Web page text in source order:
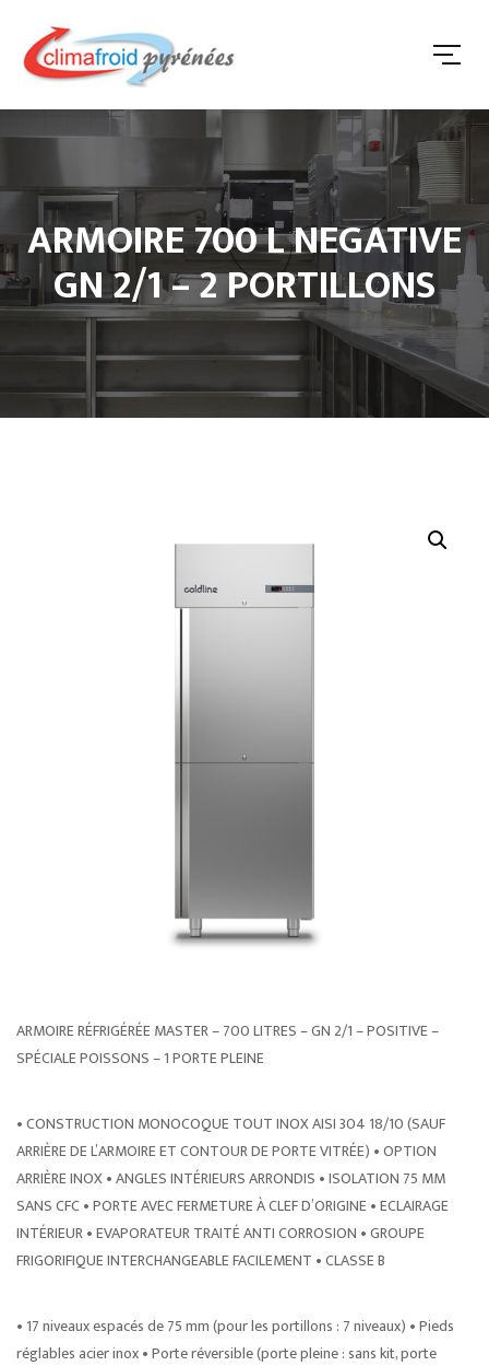
ARMOIRE 700 L NEGATIVE
GN 2/1 – 2 PORTILLONS
ARMOIRE RÉFRIGÉRÉE MASTER – 700 LITRES – GN 2/1 – POSITIVE –
SPÉCIALE POISSONS – 1 PORTE PLEINE
• CONSTRUCTION MONOCOQUE TOUT INOX AISI 304 18/10 (SAUF
ARRIÈRE DE L’ARMOIRE ET CONTOUR DE PORTE VITRÉE) • OPTION
ARRIÈRE INOX • ANGLES INTÉRIEURS ARRONDIS • ISOLATION 75 MM
SANS CFC • PORTE AVEC FERMETURE À CLEF D’ORIGINE • ECLAIRAGE
INTÉRIEUR • EVAPORATEUR TRAITÉ ANTI CORROSION • GROUPE
FRIGORIFIQUE INTERCHANGEABLE FACILEMENT • CLASSE B
• 17 niveaux espacés de 75 mm (pour les portillons : 7 niveaux) • Pieds
réglables acier inox • Porte réversible (porte pleine : sans kit, porte